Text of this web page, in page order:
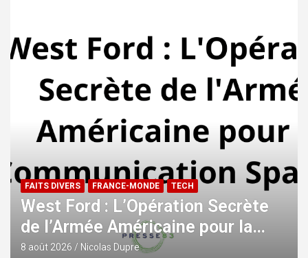
FAITS DIVERS FRANCE-MONDE TECH
West Ford : L’Opération Secrète
de l’Armée Américaine pour la
Communication Spatiale
8 août 2026 Nicolas Dupre